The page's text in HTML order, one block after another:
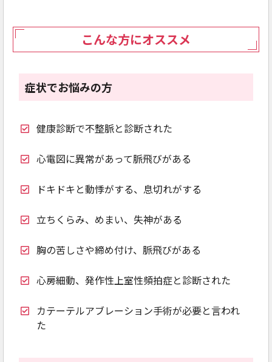
こんな方にオススメ
症状でお悩みの方
健康診断で不整脈と診断された
心電図に異常があって脈飛びがある
ドキドキと動悸がする、息切れがする
立ちくらみ、めまい、失神がある
胸の苦しさや締め付け、脈飛びがある
心房細動、発作性上室性頻拍症と診断された
カテーテルアブレーション手術が必要と言われ
た